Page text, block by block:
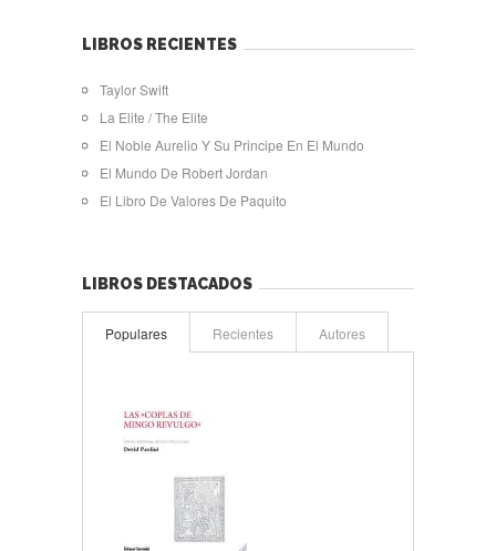
LIBROS RECIENTES
Taylor Swift
La Elite / The Elite
El Noble Aurelio Y Su Principe En El Mundo
El Mundo De Robert Jordan
El Libro De Valores De Paquito
LIBROS DESTACADOS
Populares Recientes Autores